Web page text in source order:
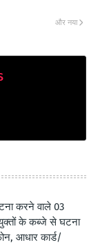
और नया
करने वाले 03
के कब्जे से घटना
आधार कार्ड/